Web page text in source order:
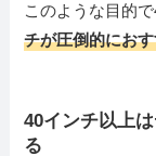
このような目的
チが圧倒的にお
40インチ以上
る